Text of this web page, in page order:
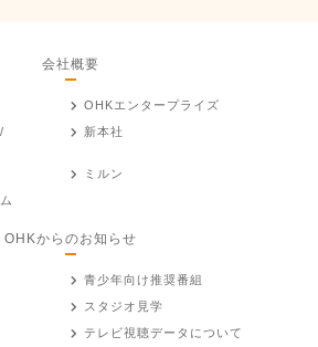
会社概要
OHKエンタープライズ
新本社
ミルン
OHKからのお知らせ
青少年向け推奨番組
スタジオ見学
テレビ視聴データについて